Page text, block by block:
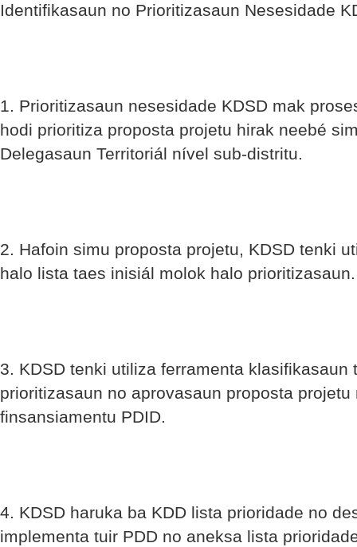
Identifikasaun no Prioritizasaun Nesesidade
1. Prioritizasaun nesesidade KDSD mak
hodi prioritiza proposta projetu hirak neebé
Delegasaun Territoriál nível sub-distritu.
2. Hafoin simu proposta projetu, KDSD tenki
halo lista taes inisiál molok halo prioritizasaun.
3. KDSD tenki utiliza ferramenta klasifikasaun
prioritizasaun no aprovasaun proposta projetu
finsansiamentu PDID.
4. KDSD haruka ba KDD lista prioridade no
implementa tuir PDD no aneksa lista